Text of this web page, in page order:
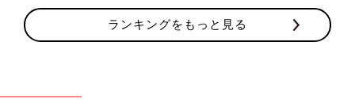
ランキングをもっと見る